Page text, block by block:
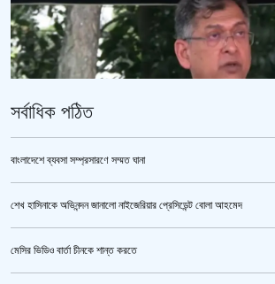
পুলিশ কোনো বিশেষ দলের বা গোষ্ঠীর লাঠিয়াল বাহিনী নয় : স্বরাষ্ট্রমন্ত্রী
সর্বাধিক পঠিত
বাংলাদেশে ব্যবসা সম্প্রসারণে সম্মত ঘানা
শেখ হাসিনাকে অভিনন্দন জানালো নাইজেরিয়ার প্রেসিডেন্ট বোলা আহমেদ
মেসির ভিডিও বার্তা চীনকে শান্ত করতে